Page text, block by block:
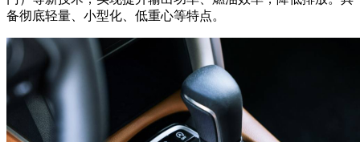
备彻底轻量、小型化、低重心等特点。